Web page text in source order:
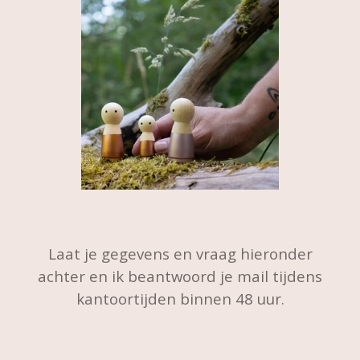
Laat je gegevens en vraag hieronder
achter en ik beantwoord je mail tijdens
kantoortijden binnen 48 uur.